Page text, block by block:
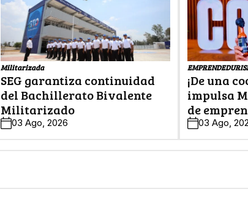
Militarizada
SEG garantiza continuidad
del Bachillerato Bivalente
Militarizado
03 Ago, 2026
¡De una
impulsa
de
03 Ago,